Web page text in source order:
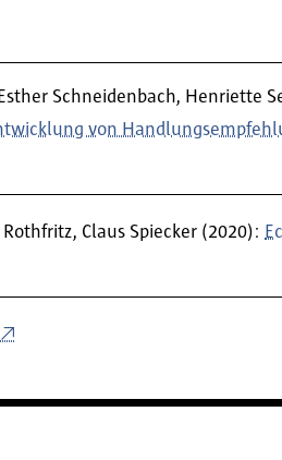
Schneidenbach, Henriette
von
Claus Spiecker (2020):